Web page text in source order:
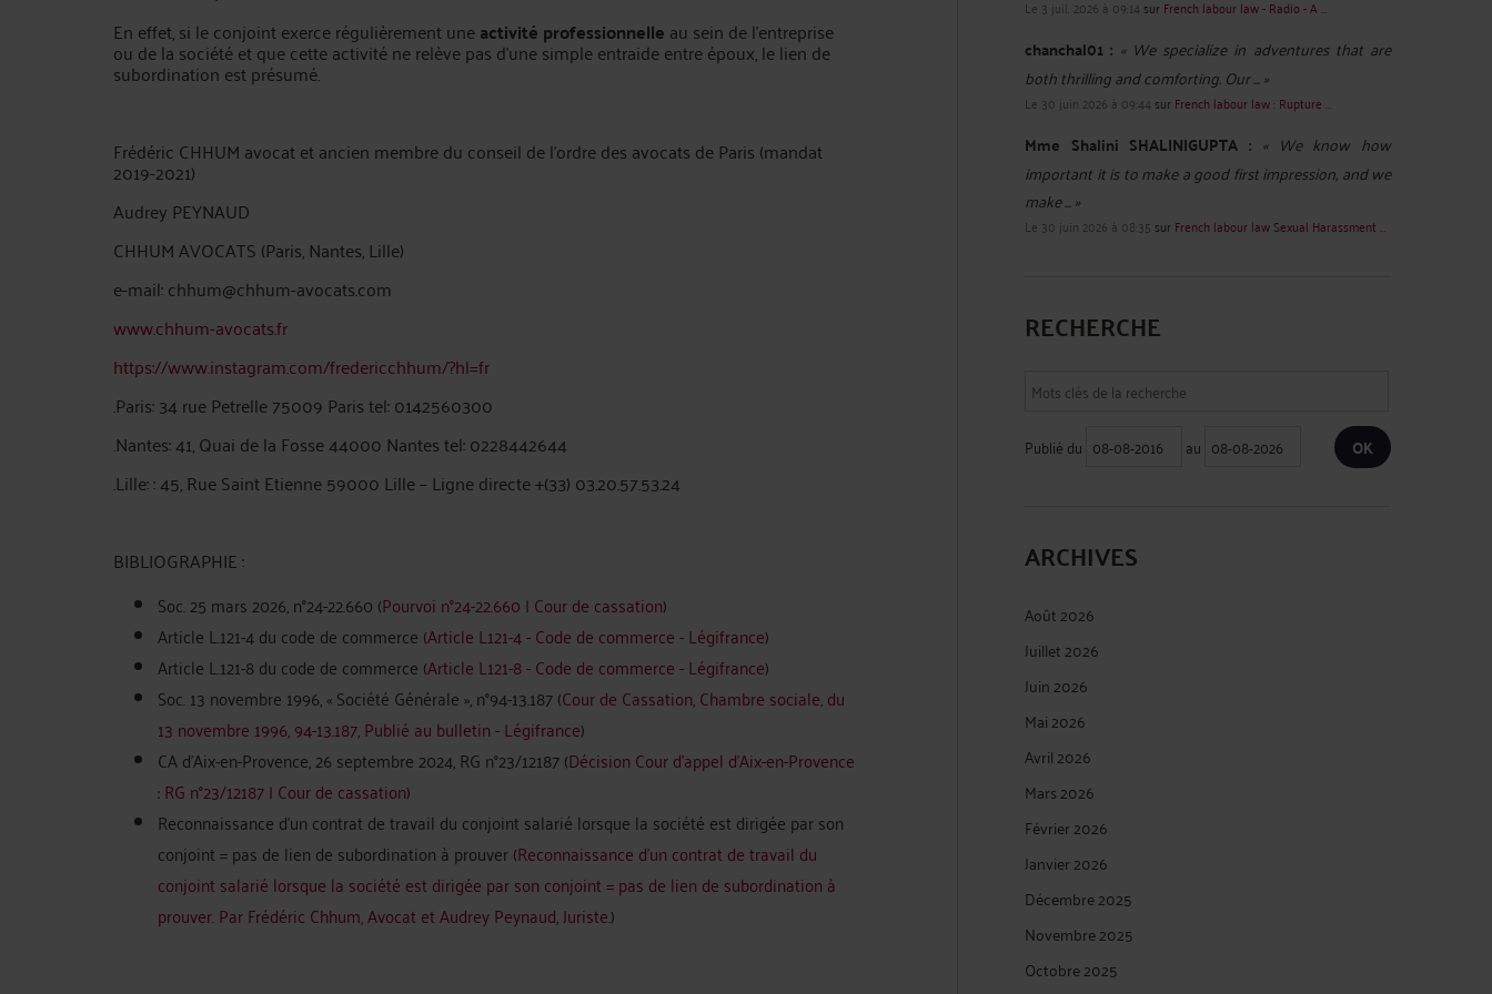
En effet, si le conjoint exerce régulièrement uneactivité professionnelle au sein de l’entreprise
ou de la société et que cette activité ne relève pas d’une simple entraide entre époux, le lien de
subordination est présumé.
Frédéric CHHUM avocat et ancien membre du conseil de l’ordre des avocats de Paris (mandat
2019-2021)
Audrey PEYNAUD
CHHUM AVOCATS (Paris, Nantes, Lille)
e-mail: chhum@chhum-avocats.com
www.chhum-avocats.fr
https://www.instagram.com/fredericchhum/?hl=fr
.Paris: 34 rue Petrelle 75009 Paris tel: 0142560300
.Nantes: 41, Quai de la Fosse 44000 Nantes tel: 0228442644
.Lille: : 45, Rue Saint Etienne 59000 Lille – Ligne directe +(33) 03.20.57.53.24
BIBLIOGRAPHIE :
Soc. 25 mars 2026, n°24-22.660 (Pourvoi n°24-22.660 | Cour de cassation)
Article L.121-4 du code de commerce (Article L121-4 - Code de commerce - Légifrance)
Article L.121-8 du code de commerce (Article L121-8 - Code de commerce - Légifrance)
Soc. 13 novembre 1996, « Société Générale », n°94-13.187 (Cour de Cassation, Chambre sociale, du
13 novembre 1996, 94-13.187, Publié au bulletin - Légifrance)
CA d’Aix-en-Provence, 26 septembre 2024, RG n°23/12187 (Décision Cour d'appel d'Aix-en-Provence
: RG n°23/12187 | Cour de cassation)
Reconnaissance d’un contrat de travail du conjoint salarié lorsque la société est dirigée par son
conjoint = pas de lien de subordination à prouver (Reconnaissance d’un contrat de travail du
conjoint salarié lorsque la société est dirigée par son conjoint = pas de lien de subordination à
prouver. Par Frédéric Chhum, Avocat et Audrey Peynaud, Juriste.)
Le 3 juil. 2026 à 09:14 sur French labour law - Radio - A ...
chanchal01 : « We specialize in adventures that are
both thrilling and comforting. Our ... »
Le 30 juin 2026 à 09:44 sur French labour law : Rupture ...
Mme Shalini SHALINIGUPTA : « We know how
important it is to make a good first impression, and we
make ... »
Le 30 juin 2026 à 08:35 sur French labour law Sexual Harassment ...
RECHERCHE
Publié du au
ARCHIVES
Août 2026
Juillet 2026
Juin 2026
Mai 2026
Avril 2026
Mars 2026
Février 2026
Janvier 2026
Décembre 2025
Novembre 2025
Octobre 2025